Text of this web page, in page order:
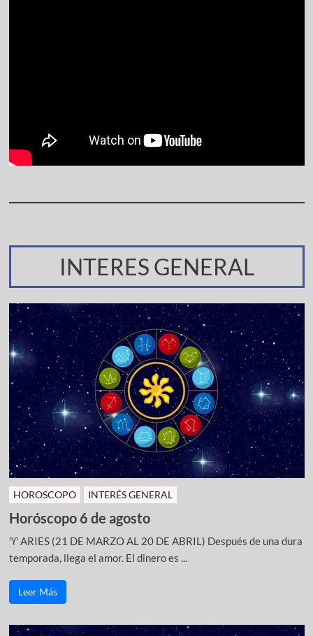
INTERES GENERAL
HOROSCOPO INTERÉS GENERAL
Horóscopo 6 de agosto
♈ ARIES (21 DE MARZO AL 20 DE ABRIL) Después de una dura
temporada, llega el amor. El dinero es ...
Leer Más